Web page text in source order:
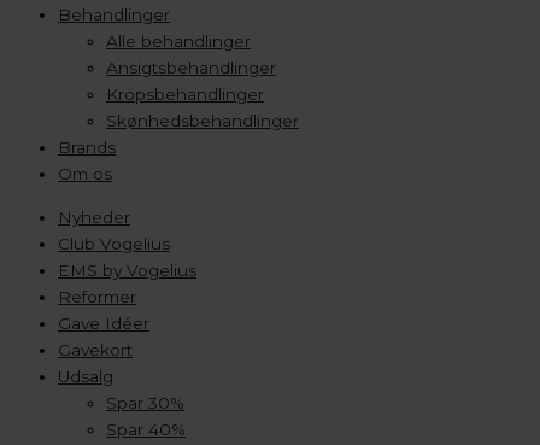
Behandlinger
Alle behandlinger
Ansigtsbehandlinger
Kropsbehandlinger
Skønhedsbehandlinger
Brands
Om os
Nyheder
Club Vogelius
EMS by Vogelius
Reformer
Gave Idéer
Gavekort
Udsalg
Spar 30%
Spar 40%